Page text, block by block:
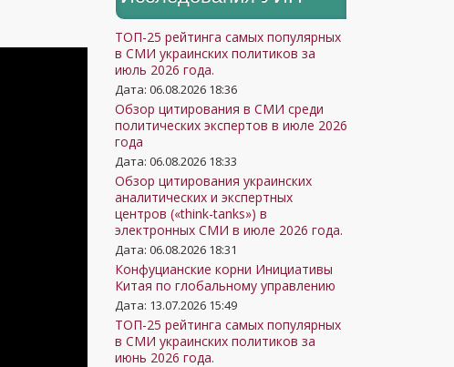
ТОП-25 рейтинга самых популярных
в СМИ украинских политиков за
июль 2026 года.
Дата: 06.08.2026 18:36
Обзор цитирования в СМИ среди
политических экспертов в июле 2026
года
Дата: 06.08.2026 18:33
Обзор цитирования украинских
аналитических и экспертных
центров («think-tanks») в
электронных СМИ в июле 2026 года.
Дата: 06.08.2026 18:31
Конфуцианские корни Инициативы
Китая по глобальному управлению
Дата: 13.07.2026 15:49
ТОП-25 рейтинга самых популярных
в СМИ украинских политиков за
июнь 2026 года.